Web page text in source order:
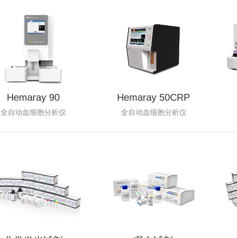
Hemaray 90
全自动血细胞分析仪
Hemaray 50CRP
全自动血细胞分析仪